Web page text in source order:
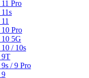
Pro
Pro
5G
/ 10s
9T
/ 9 Pro
9